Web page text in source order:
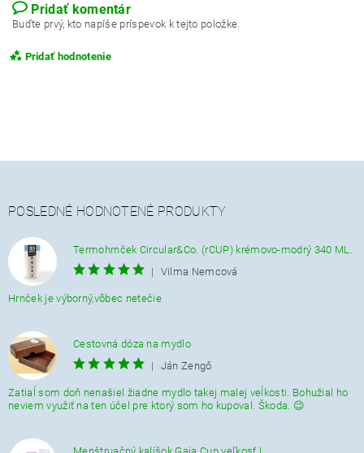
Pridať komentár
Buďte prvý, kto napíše príspevok k tejto položke.
Pridať hodnotenie
POSLEDNÉ HODNOTENÉ PRODUKTY
Termohrnček Circular&Co. (rCUP) krémovo-modrý 340 ML.
|
Vilma Nemcová
Hrnček je výborný,vôbec netečie
Cestovná dóza na mydlo
|
Ján Zengő
Zatiaĺ som doň nenašiel žiadne mydlo takej malej veĺkosti. Bohužial ho
neviem využiť na ten účel pre ktorý som ho kupoval. Škoda. 😉